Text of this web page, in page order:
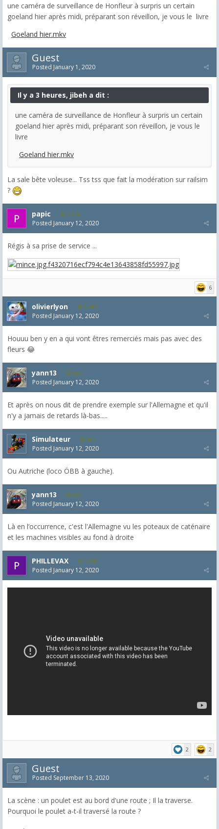
une caméra de surveillance de Honfleur à surpris un certain
goeland hier après midi, préparant son réveillon, je vous le livre
Goeland hier.mkv
Guest
Posted January 1, 2020
Il y a 3 heures, jibeh a dit :
une caméra de surveillance de Honfleur à surpris un certain
goeland hier après midi, préparant son réveillon, je vous le
livre
Goeland hier.mkv
La sale bête voleuse... Tss tss que fait la modération sur railsim
?
papic 1,372
Posted January 12, 2020
Régis à sa prise de service ...
6
olivierlyon 3,489
Posted January 12, 2020
Houuu ben y en a qui vont êtres remerciés mais pas avec des
fleurs 😂
yann13 950
Posted January 12, 2020
Et après on nous dit de prendre exemple sur l'Allemagne et qu'il
n'y a jamais de retards là-bas.....
Simulateur 681
Posted January 12, 2020
Ou Autriche (loco ÖBB à gauche).
yann13 950
Posted January 12, 2020
Là en l’occurrence, c'est l'Allemagne vu les poteaux de caténaire
et les machines visibles au fond à droite
PHILLEVAX 1,405
Posted January 12, 2020
2 2
Guest
Posted September 13, 2020
La scène : un poulet est au bord d'une route ; Il la traverse.
Pourquoi le poulet a-t-il traversé la route ?